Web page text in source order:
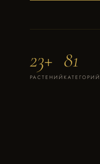
23+
РАСТЕНИЙ
81
КАТЕГОРИЙ